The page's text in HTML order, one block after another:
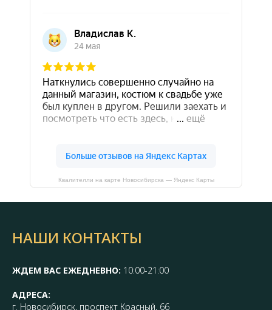
Квалителли на карте Новосибирска — Яндекс Карты
НАШИ КОНТАКТЫ
ЖДЕМ ВАС ЕЖЕДНЕВНО: 10:00-21:00
АДРЕСА:
г. Новосибирск, проспект Красный, 66